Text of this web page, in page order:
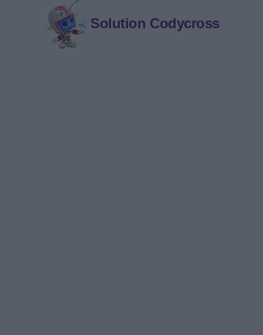
Solution Codycross